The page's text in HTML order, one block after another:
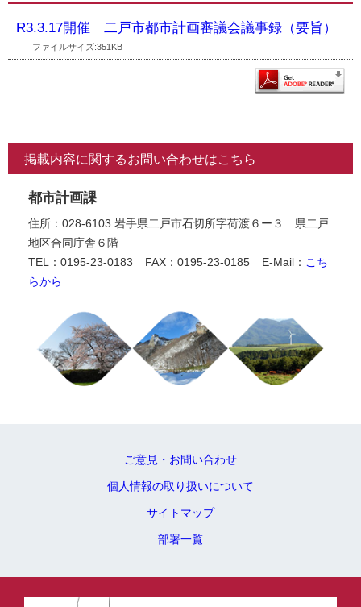
R3.3.17開催 二戸市都市計画審議会議事録（要旨）
ファイルサイズ:351KB
掲載内容に関するお問い合わせはこちら
都市計画課
住所：028-6103 岩手県二戸市石切所字荷渡６ー３ 県二戸
地区合同庁舎６階
TEL：0195-23-0183
FAX：0195-23-0185 E-Mail： こち
らから
ご意見・お問い合わせ
個人情報の取り扱いについて
サイトマップ
部署一覧